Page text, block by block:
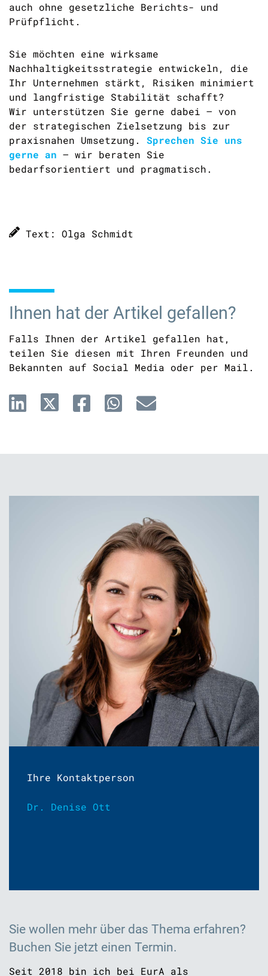
auch ohne gesetzliche Berichts- und
Prüfpflicht.
Sie möchten eine wirksame
Nachhaltigkeitsstrategie entwickeln, die
Ihr Unternehmen stärkt, Risiken minimiert
und langfristige Stabilität schafft?
Wir unterstützen Sie gerne dabei – von
der strategischen Zielsetzung bis zur
praxisnahen Umsetzung. Sprechen Sie uns
gerne an – wir beraten Sie
bedarfsorientiert und pragmatisch.
Text: Olga Schmidt
Ihnen hat der Artikel gefallen?
Falls Ihnen der Artikel gefallen hat,
teilen Sie diesen mit Ihren Freunden und
Bekannten auf Social Media oder per Mail.
Ihre Kontaktperson
Dr. Denise Ott
Sie wollen mehr über das Thema erfahren?
Buchen Sie jetzt einen Termin.
Seit 2018 bin ich bei EurA als